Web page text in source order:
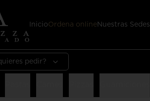
InicioOrdena online Nuestras Sedes
pedir?